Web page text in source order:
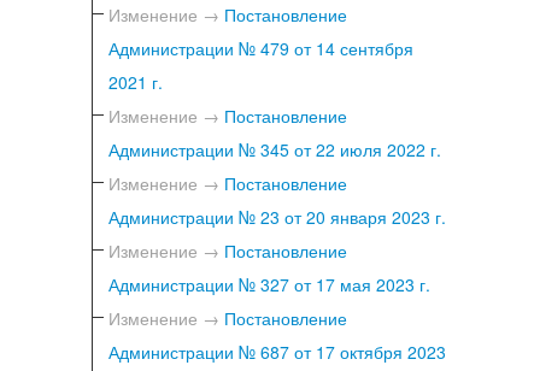
Изменение → Постановление
Администрации № 479 от 14 сентября
2021 г.
Изменение → Постановление
Администрации № 345 от 22 июля 2022 г.
Изменение → Постановление
Администрации № 23 от 20 января 2023 г.
Изменение → Постановление
Администрации № 327 от 17 мая 2023 г.
Изменение → Постановление
Администрации № 687 от 17 октября 2023